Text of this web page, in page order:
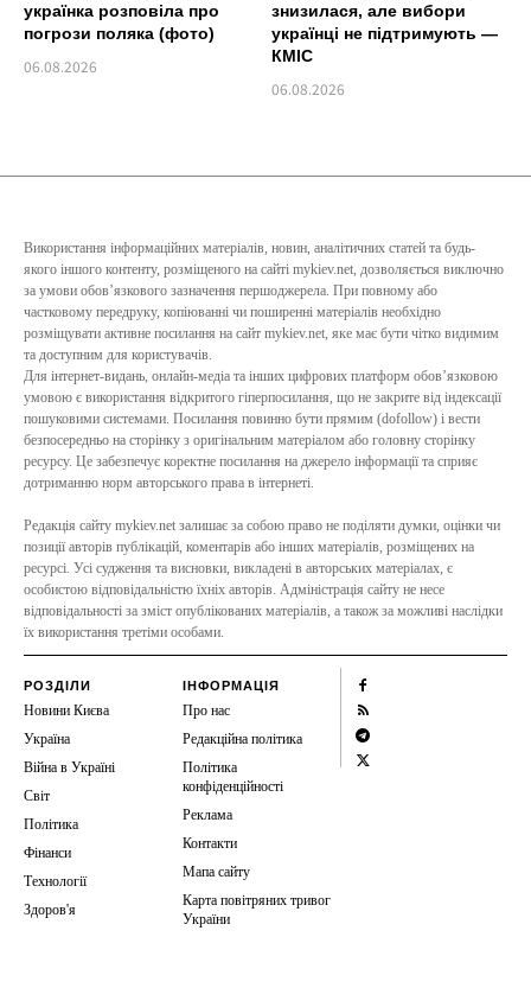
українка розповіла про
погрози поляка (фото)
06.08.2026
знизилася, але вибори
українці не підтримують —
КМІС
06.08.2026
Використання інформаційних матеріалів, новин, аналітичних статей та будь-
якого іншого контенту, розміщеного на сайті mykiev.net, дозволяється виключно
за умови обов’язкового зазначення першоджерела. При повному або
частковому передруку, копіюванні чи поширенні матеріалів необхідно
розміщувати активне посилання на сайт mykiev.net, яке має бути чітко видимим
та доступним для користувачів.
Для інтернет-видань, онлайн-медіа та інших цифрових платформ обов’язковою
умовою є використання відкритого гіперпосилання, що не закрите від індексації
пошуковими системами. Посилання повинно бути прямим (dofollow) і вести
безпосередньо на сторінку з оригінальним матеріалом або головну сторінку
ресурсу. Це забезпечує коректне посилання на джерело інформації та сприяє
дотриманню норм авторського права в інтернеті.
Редакція сайту mykiev.net залишає за собою право не поділяти думки, оцінки чи
позиції авторів публікацій, коментарів або інших матеріалів, розміщених на
ресурсі. Усі судження та висновки, викладені в авторських матеріалах, є
особистою відповідальністю їхніх авторів. Адміністрація сайту не несе
відповідальності за зміст опублікованих матеріалів, а також за можливі наслідки
їх використання третіми особами.
РОЗДІЛИ
Новини Києва
Україна
Війна в Україні
Світ
Політика
Фінанси
Технології
Здоров'я
ІНФОРМАЦІЯ
Про нас
Редакційна політика
Політика
конфіденційності
Реклама
Контакти
Мапа сайту
Карта повітряних тривог
України